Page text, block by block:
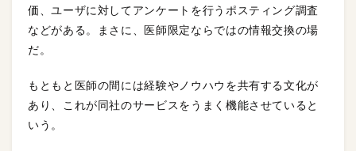
価、ユーザに対してアンケートを行うポスティング調査
などがある。まさに、医師限定ならではの情報交換の場
だ。
もともと医師の間には経験やノウハウを共有する文化が
あり、これが同社のサービスをうまく機能させていると
いう。